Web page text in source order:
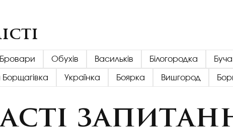
Бровари Обухів Васильків Білогородка Буча
Борщагівка Українка Боярка Вишгород